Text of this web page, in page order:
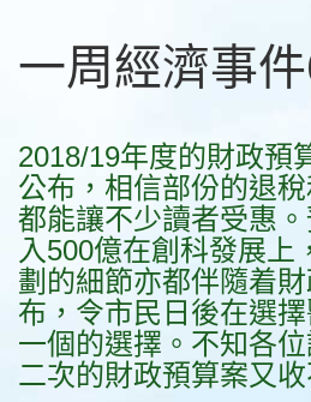
一周經濟事
2018/19年度的財政預
公布，相信部份的退
都能讓不少讀者受惠
入500億在創科發展上
劃的細節亦都伴隨着
布，令市民日後在選
一個的選擇。不知各
二次的財政預算案又收